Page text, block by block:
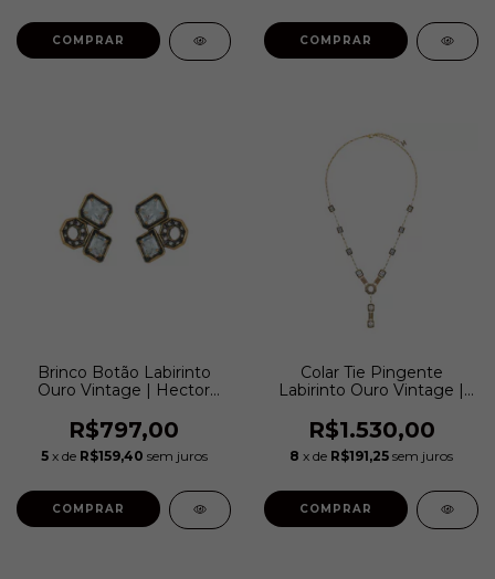
Brinco Botão Labirinto
Ouro Vintage | Hector
R$797,00
5 x de R$159,40 sem juros
Colar Tie Pingente
Labirinto Ouro Vintage |
R$1.530,00
8 x de R$191,25 sem juros